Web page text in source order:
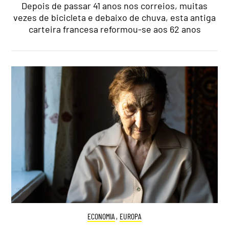
Depois de passar 41 anos nos correios, muitas
vezes de bicicleta e debaixo de chuva, esta antiga
carteira francesa reformou-se aos 62 anos
ECONOMIA , EUROPA